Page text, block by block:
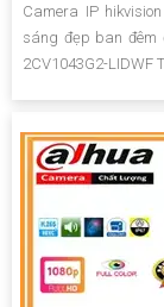
Camera IP
sáng đẹp ban đêm
2CV1043G2-LIDWF